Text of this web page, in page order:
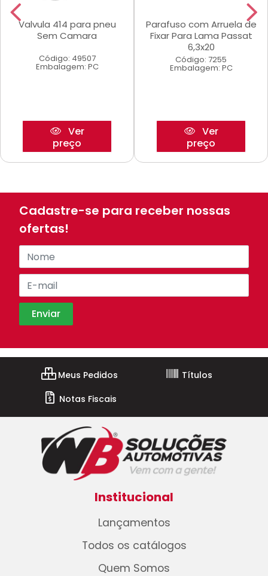
Valvula 414 para pneu
Sem Camara
Código: 49507
Embalagem: PC
Ver
preço
Parafuso com Arruela de
Fixar Para Lama Passat
6,3x20
Código: 7255
Embalagem: PC
Ver
preço
Cadastre-se para receber nossas
ofertas!
Meus Pedidos
Títulos
Notas Fiscais
Institucional
Lançamentos
Todos os catálogos
Quem Somos